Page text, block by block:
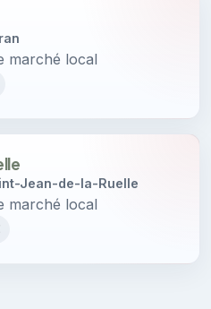
marché local
Jean-de-la-Ruelle
marché local